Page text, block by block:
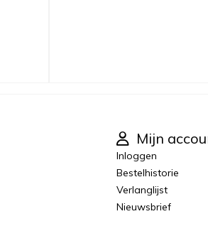
Mijn
Inloggen
Bestelhistorie
Verlanglijst
Nieuwsbrief